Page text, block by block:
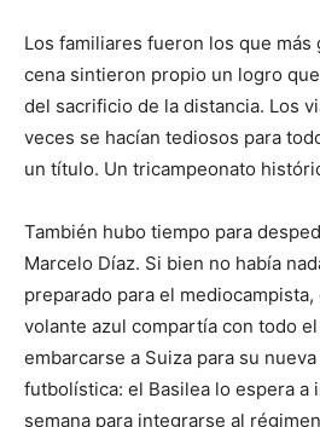
Los familiares fueron los que
cena sintieron propio un logro
del sacrificio de la distancia. Los
veces se hacían tediosos para
un título. Un tricampeonato
También hubo tiempo para
Marcelo Díaz. Si bien no había
preparado para el
volante azul compartía con todo
embarcarse a Suiza para su
futbolística: el Basilea lo espera a
semana para integrarse al